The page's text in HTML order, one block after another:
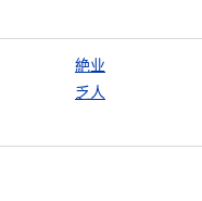
絶业
乏人